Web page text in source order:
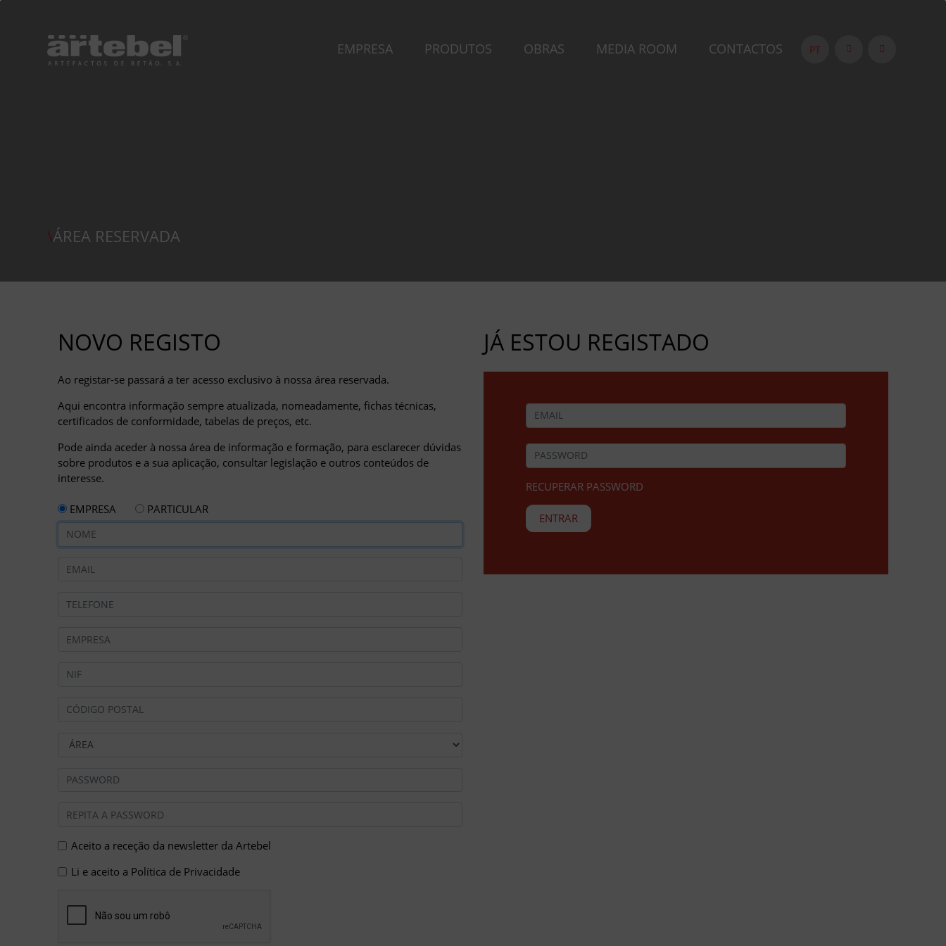
EMPRESA PRODUTOS OBRAS MEDIA ROOM CONTACTOS PT
\ÁREA RESERVADA
NOVO REGISTO
Ao registar-se passará a ter acesso exclusivo à nossa área reservada.
Aqui encontra informação sempre atualizada, nomeadamente, fichas técnicas,
certificados de conformidade, tabelas de preços, etc.
Pode ainda aceder à nossa área de informação e formação, para esclarecer dúvidas
sobre produtos e a sua aplicação, consultar legislação e outros conteúdos de
interesse.
EMPRESA PARTICULAR
Aceito a receção da newsletter da Artebel
Li e aceito a Política de Privacidade
JÁ ESTOU REGISTADO
RECUPERAR PASSWORD
ENTRAR